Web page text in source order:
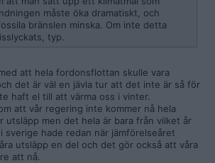
måste öka dramatiskt, och
bränslen minska. Om inte detta
typ.
att hela fordonsflottan skulle vara
det är väl en jävla tur att det inte är så för
haft el till att värma oss i vinter.
att vår regering inte kommer nå hela
utsläpp men det hela är bara från vilket år
sverige hade redan när jämförelseåret
utsläpp en del och det gör också att våra
att nå.